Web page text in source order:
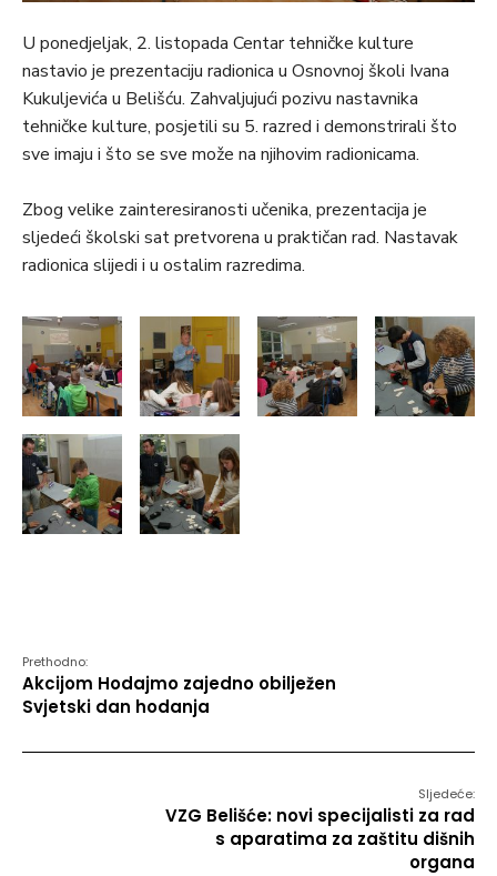
U ponedjeljak, 2. listopada Centar tehničke kulture
nastavio je prezentaciju radionica u Osnovnoj školi Ivana
Kukuljevića u Belišću. Zahvaljujući pozivu nastavnika
tehničke kulture, posjetili su 5. razred i demonstrirali što
sve imaju i što se sve može na njihovim radionicama.
Zbog velike zainteresiranosti učenika, prezentacija je
sljedeći školski sat pretvorena u praktičan rad. Nastavak
radionica slijedi i u ostalim razredima.
Prethodno:
Akcijom Hodajmo zajedno obilježen
Svjetski dan hodanja
Sljedeće:
VZG Belišće: novi specijalisti za rad
s aparatima za zaštitu dišnih
organa